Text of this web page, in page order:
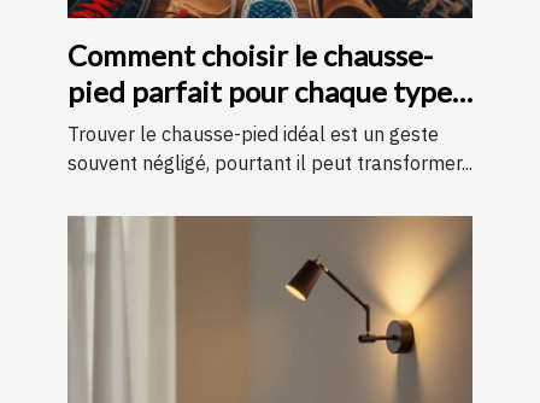
Comment choisir le chausse-
pied parfait pour chaque type
de chaussure
Trouver le chausse-pied idéal est un geste
souvent négligé, pourtant il peut transformer...